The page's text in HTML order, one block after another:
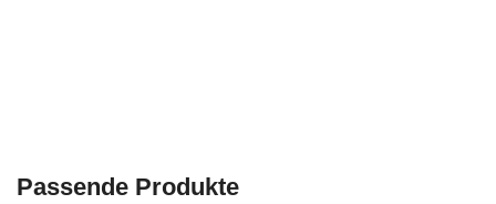
Passende Produkte